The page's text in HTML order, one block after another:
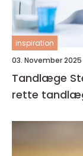
inspiration
03. November 2025
Tandlæge
rette